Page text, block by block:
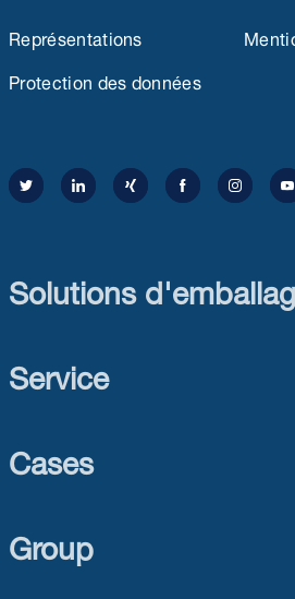
Représentations
Protection des données
Solutions
Service
Cases
Group